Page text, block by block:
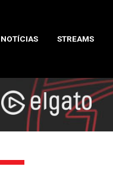
NOTÍCIAS STREAMS